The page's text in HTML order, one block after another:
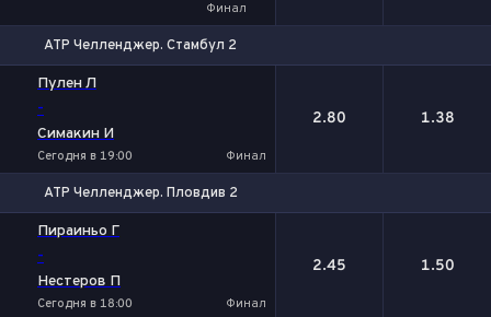
Финал
ATP Челленджер. Стамбул 2
Пулен Л
-
Симакин И
Сегодня в 19:00 Финал
2.80 1.38
ATP Челленджер. Пловдив 2
Пираиньо Г
-
Нестеров П
Сегодня в 18:00 Финал
2.45 1.50